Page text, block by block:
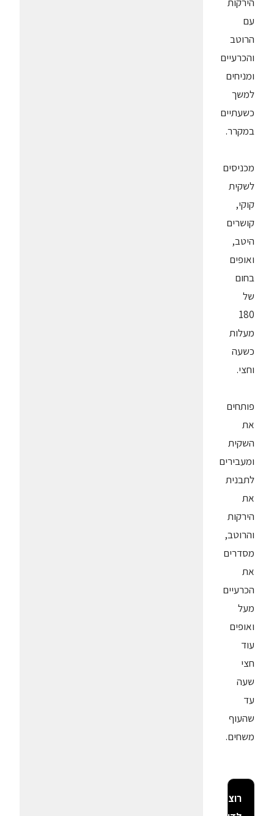
עם
הרוטב
והכרעיים
ומניחים
למשך
כשעתיים
במקרר.
מכניסים
לשקית
קוקי,
קושרים
היטב,
ואופים
בחום
של
180
מעלות
כשעה
וחצי.
פותחים
את
השקית
ומעבירים
לתבנית
את
הירקות
והרוטב,
מסדרים
את
הכרעיים
מעל
ואופים
עוד
חצי
שעה
עד
שהעוף
משחים.
רוצה